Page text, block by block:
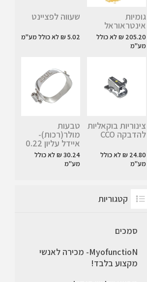
גומיות
אינטראוראל
205.20 ₪ לא כולל
מע"מ
שעווה לפציינט
5.02 ₪ לא כולל מע"מ
צינוריות בוקאליות
להדבקה CCO
24.80 ₪ לא כולל
מע"מ
טבעות
מולר(רכות)-
איידל עליון 0.22
30.24 ₪ לא כולל
מע"מ
קטגוריות
סמכים
MyofunctioN- מכירה לאנשי
מקצוע בלבד!